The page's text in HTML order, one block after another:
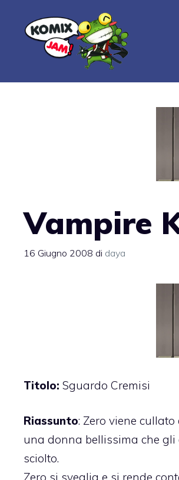
contenuto
Vampire
16 Giugno 2008 di daya
Titolo: Sguardo Cremisi
Riassunto: Zero viene
una donna bellissima che gli
sciolto.